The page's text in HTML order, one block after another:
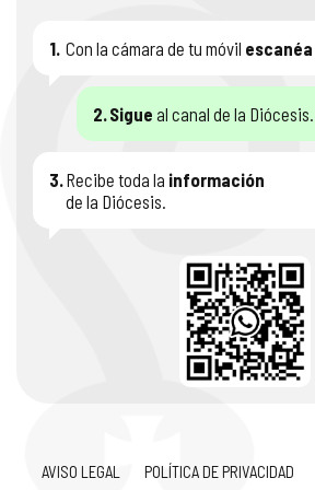
1. Con la cámara de tu móvil escanéa
2. Sigue al canal de la Diócesis.
3. Recibe toda la información
de la Diócesis.
AVISO LEGAL POLÍTICA DE PRIVACIDAD